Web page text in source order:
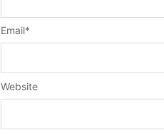
Email*
Website